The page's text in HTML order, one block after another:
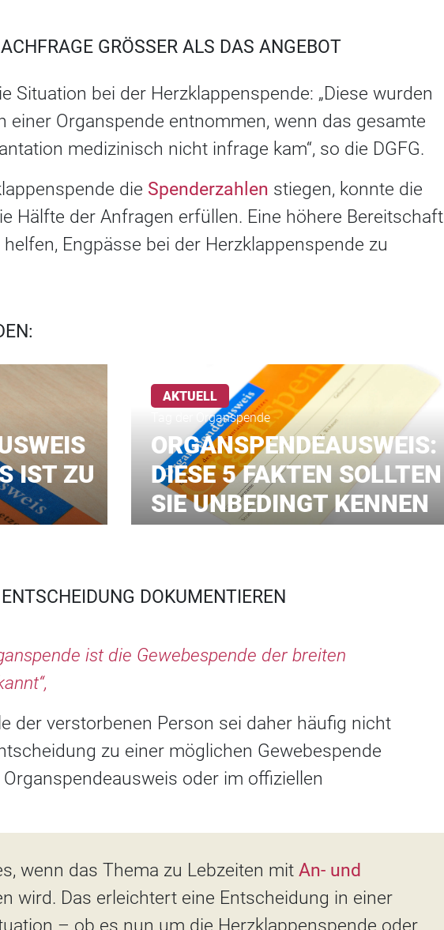
GRÖSSER ALS DAS ANGEBOT
Situation bei der Herzklappenspende: „Diese wurden
einer Organspende entnommen, wenn das gesamte
medizinisch nicht infrage kam“, so die DGFG.
die Spenderzahlen stiegen, konnte die
Hälfte der Anfragen erfüllen. Eine höhere Bereitschaft
Engpässe bei der Herzklappenspende zu
IST ZU
AKTUELL
Tag der Organspende
ORGANSPENDEAUSWEIS:
DIESE 5 FAKTEN SOLLTEN
SIE UNBEDINGT KENNEN
DOKUMENTIEREN
ist die Gewebespende der breiten
der verstorbenen Person sei daher häufig nicht
zu einer möglichen Gewebespende
oder im offiziellen
wenn das Thema zu Lebzeiten mit An- und
wird. Das erleichtert eine Entscheidung in einer